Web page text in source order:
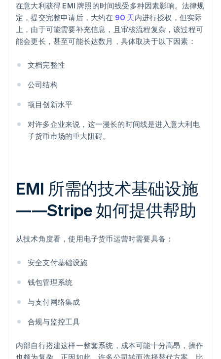
在意大利获得 EMI 牌照的时间线受多种因素影响。法律规
定，提交完整申请后，大约在 90 天内进行授权，但实际
上，由于可能需要补充信息，且审核流程复杂，该过程可
能会更长，甚至可能长达数月，具体取决于以下因素：
文档完整性
公司结构
项目创新水平
对许多企业来说，这一漫长的时间线是进入意大利电
子货币市场的重大阻碍。
EMI 所需的技术基础设施
——Stripe 如何提供帮助
从技术角度看，使用电子货币运营时需要具备：
安全支付基础设施
钱包管理系统
与支付网络集成
合规与监控工具
内部自行搭建这样一整套系统，成本可能十分高昂，操作
阿联酋
English